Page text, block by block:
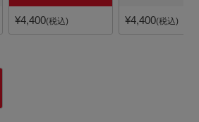
¥4,400 税込 ¥4,400 税込